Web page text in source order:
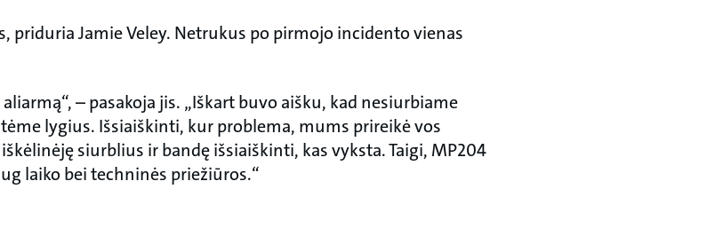
priduria Jamie Veley. Netrukus po pirmojo incidento vienas
– pasakoja jis. „Iškart buvo aišku, kad nesiurbiame
lygius. Išsiaiškinti, kur problema, mums prireikė vos
siurblius ir bandę išsiaiškinti, kas vyksta. Taigi, MP204
laiko bei techninės priežiūros.“